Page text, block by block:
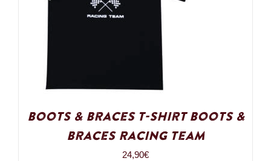
Boots & Braces T-Shirt Boots &
Braces Racing Team
24,90€